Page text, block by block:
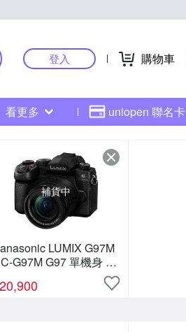
登入 購物車
看更多 uniopen 聯名卡
補貨中
LUMIX G97M
G97M G97 單機身 +
12-60mm 變焦鏡組 公司